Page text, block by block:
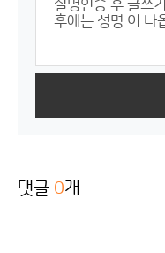
댓글 0개